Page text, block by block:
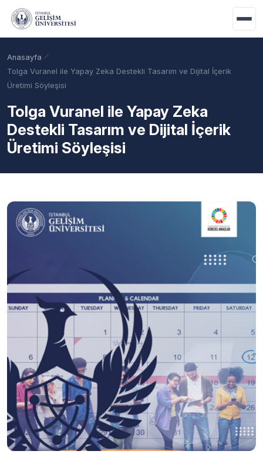
Ana içeriğe geç
Akademik Takvim Burslar Taban Puanlar
Anasayfa
Tolga Vuranel ile Yapay Zeka Destekli Tasarım ve Dijital İçerik
Üretimi Söyleşisi
Tolga Vuranel ile Yapay Zeka
Destekli Tasarım ve Dijital İçerik
Üretimi Söyleşisi